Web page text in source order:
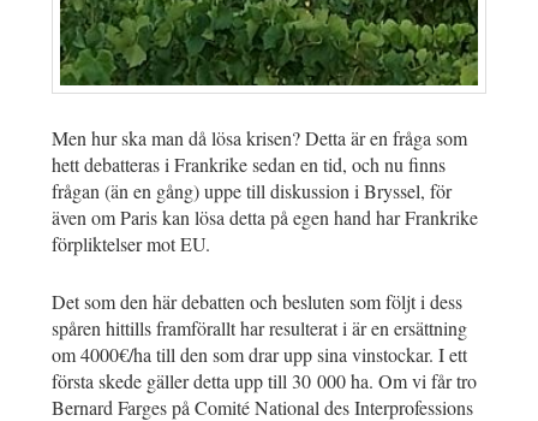
Men hur ska man då lösa krisen? Detta är en fråga som
hett debatteras i Frankrike sedan en tid, och nu finns
frågan (än en gång) uppe till diskussion i Bryssel, för
även om Paris kan lösa detta på egen hand har Frankrike
förpliktelser mot EU.
Det som den här debatten och besluten som följt i dess
spåren hittills framförallt har resulterat i är en ersättning
om 4000€/ha till den som drar upp sina vinstockar. I ett
första skede gäller detta upp till 30 000 ha. Om vi får tro
Bernard Farges på Comité National des Interprofessions